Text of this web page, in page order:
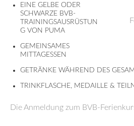
EINE GELBE ODER
SCHWARZE BVB-
TRAININGSAUSRÜSTUN
G VON PUMA
GEMEINSAMES
MITTAGESSEN
GETRÄNKE WÄHREND DES
TRINKFLASCHE, MEDAILLE &
Die Anmeldung zum BVB-